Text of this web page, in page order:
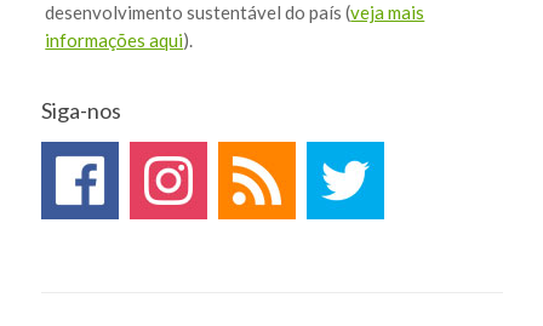
desenvolvimento sustentável do país (veja mais
informações aqui).
Siga-nos